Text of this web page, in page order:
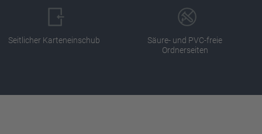
Seitlicher Karteneinschub
Säure- und PVC-freie
Ordnerseiten